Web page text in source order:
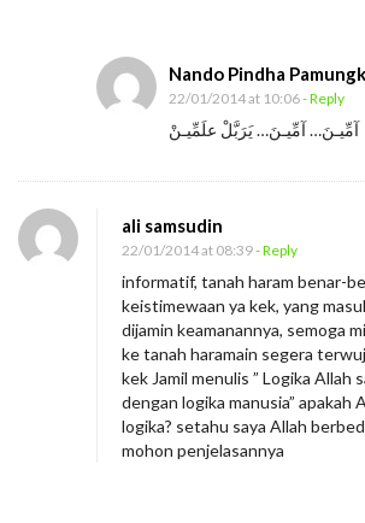
Nando Pindha
22/01/2014 at 10:06- Reply
آمِّيـنَ… آمِّيـنَ… يَرَبَّلْ علَمِّيـنْ
ali samsudin
22/01/2014 at 08:39- Reply
informatif, tanah haram benar-
keistimewaan ya kek, yang
dijamin keamanannya, semoga
ke tanah haramain segera
kek Jamil menulis ” Logika Allah
dengan logika manusia” apakah
logika? setahu saya Allah
mohon penjelasannya